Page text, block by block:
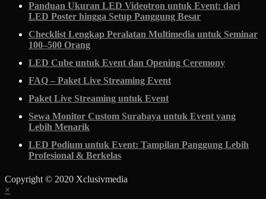
Panduan Ukuran LED Videotron untuk Event: dari
LED Poster hingga Setup Panggung Besar
Checklist Lengkap Peralatan Multimedia untuk Seminar
100–500 Orang
LED Cube untuk Event dan Opening Ceremony
FAQ – Paket Live Streaming Event
Paket Live Streaming untuk Event
Sewa Monitor Custom Surabaya untuk Event yang
Lebih Menarik
LED Podium untuk Event: Tampilan Panggung Lebih
Profesional & Berkelas
Copyright © 2020 Xclusivmedia
×